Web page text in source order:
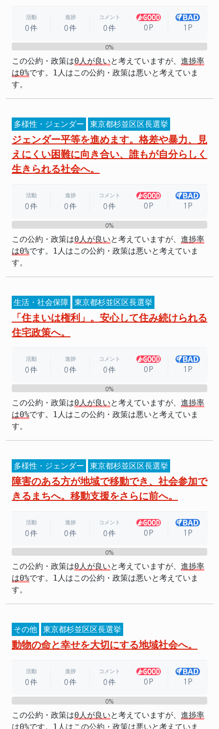
活動
0件
進捗
0件
コメント
0件 0P 1P
0%
この公約・政策は0人が良いと考えていますが、 進捗率
は0%です。1人はこの公約・政策は悪いと考えていま
す。
多様性・ジェンダー 東京都杉並区区長選挙
ジェンダー平等を進めます。格差や暴力、見
えにくい困難に向き合い、誰もが自分らしく
生きられる社会へ。
活動
0件
進捗
0件
コメント
0件 0P 1P
0%
この公約・政策は0人が良いと考えていますが、 進捗率
は0%です。1人はこの公約・政策は悪いと考えていま
す。
生活・社会保障 東京都杉並区区長選挙
「住まいは権利」。安心して住み続けられる
住宅政策へ。
活動
0件
進捗
0件
コメント
0件 0P 1P
0%
この公約・政策は0人が良いと考えていますが、 進捗率
は0%です。1人はこの公約・政策は悪いと考えていま
す。
多様性・ジェンダー 東京都杉並区区長選挙
障害のある方が地域で移動でき、社会参加で
きるまちへ。移動支援をさらに前へ。
活動
0件
進捗
0件
コメント
0件 0P 1P
0%
この公約・政策は0人が良いと考えていますが、 進捗率
は0%です。1人はこの公約・政策は悪いと考えていま
す。
その他 東京都杉並区区長選挙
動物の命と幸せを大切にする地域社会へ。
活動
0件
進捗
0件
コメント
0件 0P 1P
0%
この公約・政策は0人が良いと考えていますが、 進捗率
は0%です。1人はこの公約・政策は悪いと考えていま